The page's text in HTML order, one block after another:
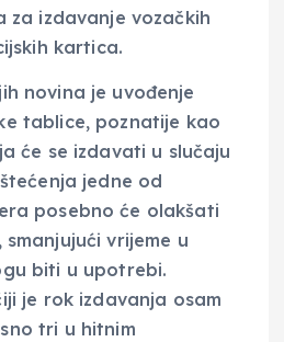
za izdavanje vozačkih
kartica.
novina je uvođenje
tablice, poznatije kao
će se izdavati u slučaju
jedne od
posebno će olakšati
vrijeme u
biti u upotrebi.
je rok izdavanja osam
tri u hitnim